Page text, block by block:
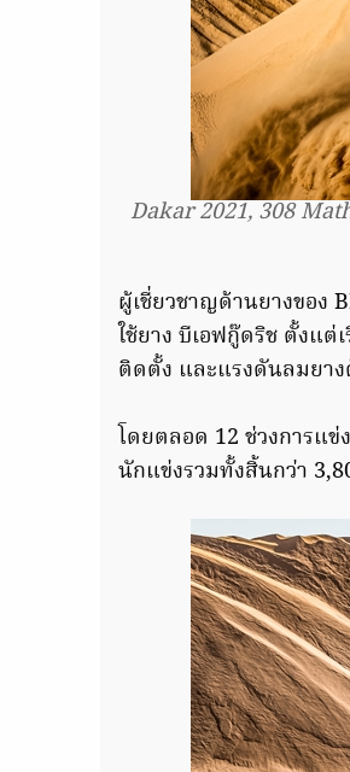
Dakar 2021, 308
ผู้เชี่ยวชาญด้านยางของ
ใช้ยาง บีเอฟกู๊ดริช ตั้งแต่
ติดตั้ง และแรงดันลมยา
โดยตลอด 12 ช่วงการแ
นักแข่งรวมทั้งสิ้นกว่า